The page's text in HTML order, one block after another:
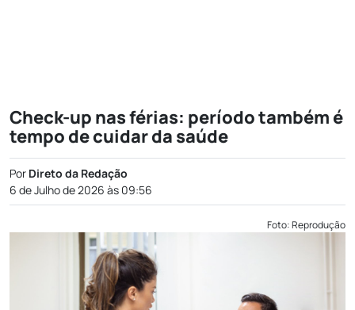
Check-up nas férias: período também é
tempo de cuidar da saúde
Por Direto da Redação
6 de Julho de 2026 às 09:56
Foto: Reprodução